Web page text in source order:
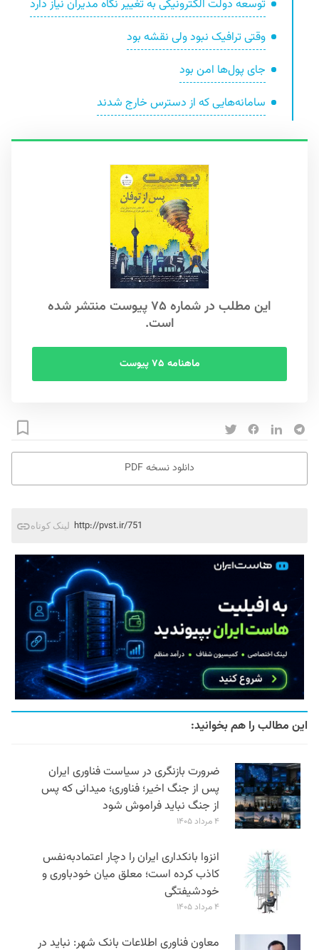
توسعه دولت الکترونیکی به تغییر نگاه مدیران نیاز دارد
وقتی ترافیک نبود ولی نقشه بود
جای پول‌ها امن بود
سامانه‌هایی که از دسترس خارج شدند
این مطلب در شماره ۷۵ پیوست منتشر شده
است.
ماهنامه ۷۵ پیوست
دانلود نسخه PDF
لینک کوتاه http://pvst.ir/751
این مطالب را هم بخوانید:
ضرورت بازنگری در سیاست فناوری ایران
پس از جنگ اخیر؛ فناوری؛ میدانی که پس
از جنگ نباید فراموش شود
۴ مرداد ۱۴۰۵
انزوا بانکداری ایران را دچار اعتمادبه‌نفس
کاذب کرده است؛ معلق میان خودباوری و
خودشیفتگی
۴ مرداد ۱۴۰۵
معاون فناوری اطلاعات بانک شهر: نباید در